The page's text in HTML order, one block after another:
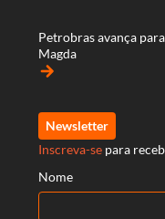
Petrobras avança
Magda
arrow_forward
Newsletter
Inscreva-se para
Nome